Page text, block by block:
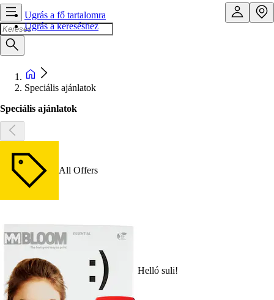
Ugrás a fő tartalomra
Ugrás a kereséshez
Speciális ajánlatok
Speciális ajánlatok
All Offers
Helló suli!